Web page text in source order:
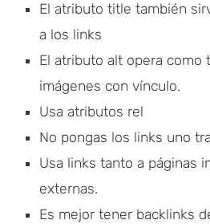
El atributo title también
a los links
El atributo alt opera como
imágenes con vínculo.
Usa atributos rel
No pongas los links uno
Usa links tanto a páginas
externas.
Es mejor tener backlinks